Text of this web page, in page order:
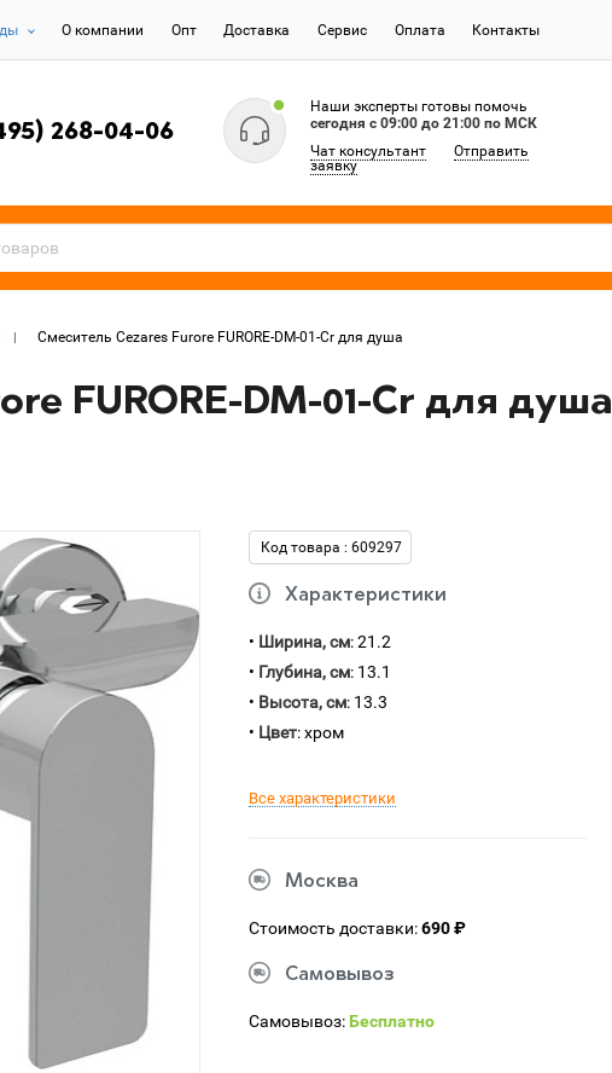
О компании Опт Доставка Сервис Оплата Контакты
268-04-06
Наши эксперты готовы помочь
сегодня c 09:00 до 21:00 по МСК
Чат консультант
Отправить
заявку
Смеситель Cezares Furore FURORE-DM-01-Cr для душа
FURORE-DM-01-Cr для душа
Код товара : 609297
Характеристики
• Ширина, см: 21.2
• Глубина, см: 13.1
• Высота, см: 13.3
• Цвет: хром
Все характеристики
Москва
Стоимость доставки:690 ₽
Самовывоз
Самовывоз:Бесплатно